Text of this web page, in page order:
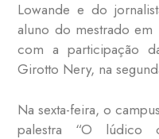
Lowande e do
aluno do mestrado
com a participação
Girotto Nery, na
Na sexta-feira, o
palestra “O lúdico